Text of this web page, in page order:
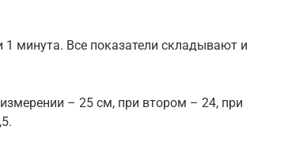
минута. Все показатели складывают и
– 25 см, при втором – 24, при